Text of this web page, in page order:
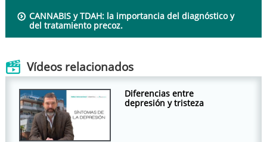
CANNABIS y TDAH: la importancia del diagnóstico y
del tratamiento precoz.
Vídeos relacionados
Diferencias entre
depresión y tristeza